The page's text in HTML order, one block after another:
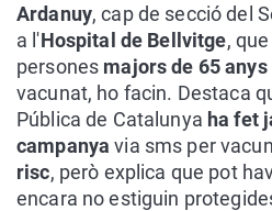
Ardanuy, cap de secció del
a l'Hospital de Bellvitge,
persones majors de 65 anys
vacunat, ho facin. Destaca
Pública de Catalunya ha fet
campanya via sms per
risc, però explica que pot
encara no estiguin